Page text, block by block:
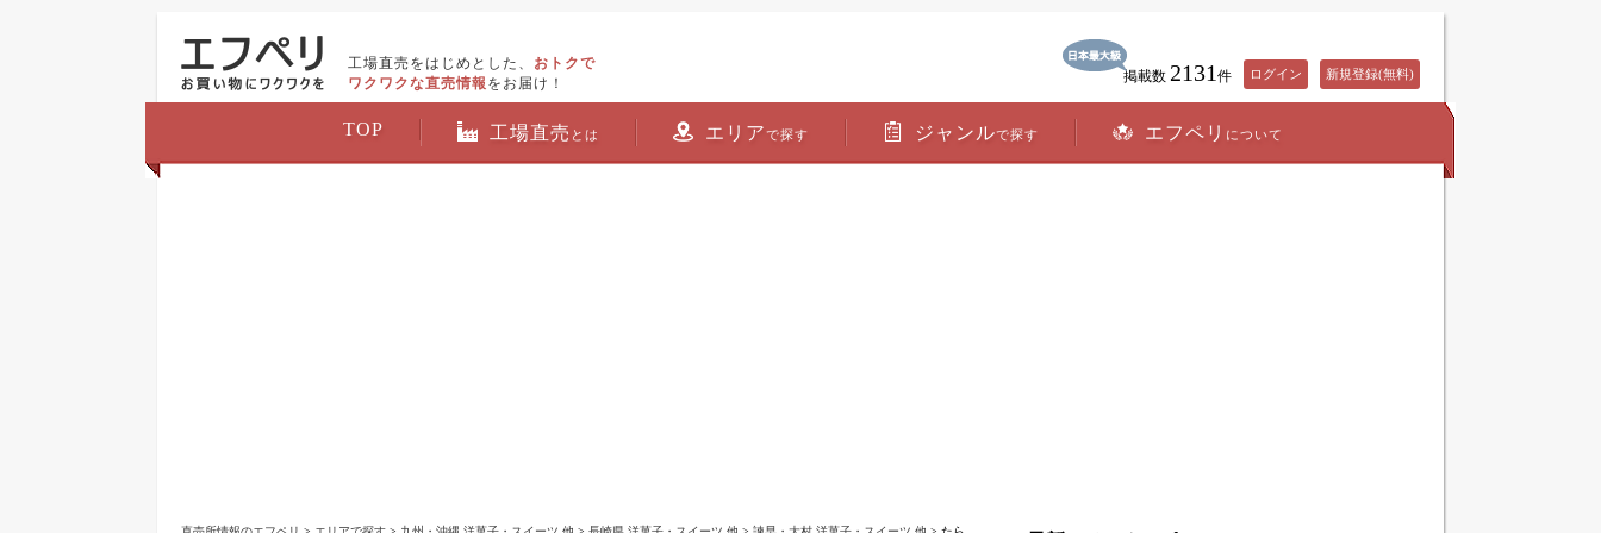
工場直売をはじめとした、 おトクで
ワクワクな直売情報 をお届け！ 掲載数 2131 件 ログイン 新規登録(無料)
TOP 工場直売 とは エリアで探す ジャンルで探す エフペリ について